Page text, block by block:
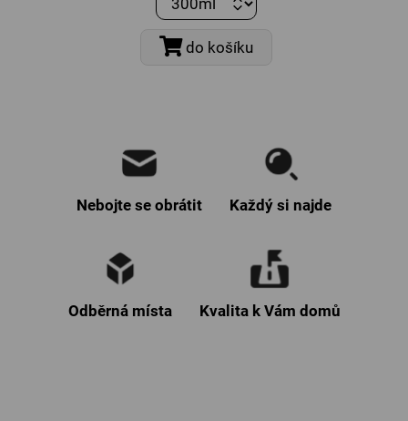
do košíku
Nebojte se obrátit Každý si najde
Odběrná místa Kvalita k Vám domů